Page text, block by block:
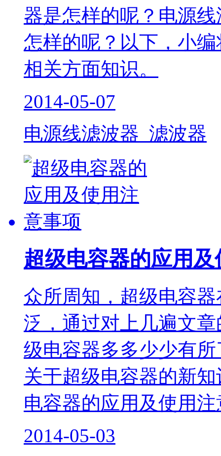
器是怎样的呢？电源
怎样的呢？以下，小
相关方面知识。
2014-05-07
电源线滤波器 滤波器
超级电容器的应用
众所周知，超级电容
泛，通过对上几遍文
级电容器多多少少有
关于超级电容器的新
电容器的应用及使用
2014-05-03